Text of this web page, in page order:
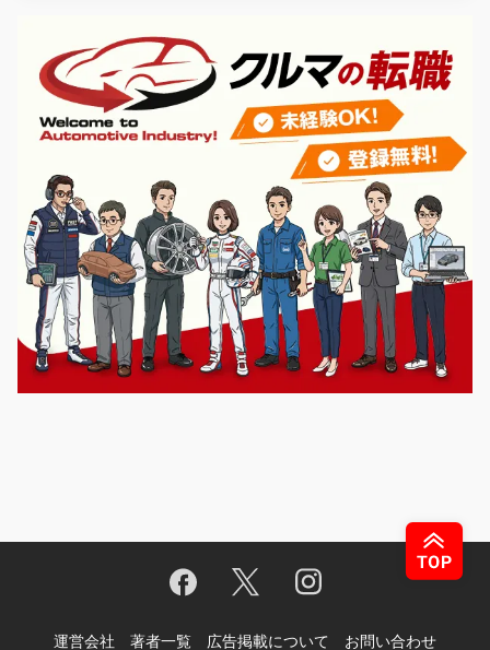
運営会社 著者一覧 広告掲載について お問い合わせ